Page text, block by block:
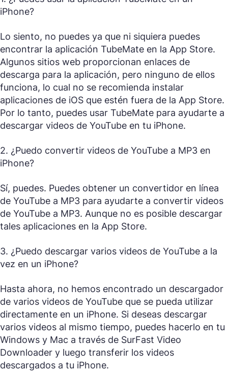
iPhone?
Lo siento, no puedes ya que ni siquiera puedes
encontrar la aplicación TubeMate en la App Store.
Algunos sitios web proporcionan enlaces de
descarga para la aplicación, pero ninguno de ellos
funciona, lo cual no se recomienda instalar
aplicaciones de iOS que estén fuera de la App Store.
Por lo tanto, puedes usar TubeMate para ayudarte a
descargar videos de YouTube en tu iPhone.
2. ¿Puedo convertir videos de YouTube a MP3 en
iPhone?
Sí, puedes. Puedes obtener un convertidor en línea
de YouTube a MP3 para ayudarte a convertir videos
de YouTube a MP3. Aunque no es posible descargar
tales aplicaciones en la App Store.
3. ¿Puedo descargar varios videos de YouTube a la
vez en un iPhone?
Hasta ahora, no hemos encontrado un descargador
de varios videos de YouTube que se pueda utilizar
directamente en un iPhone. Si deseas descargar
varios videos al mismo tiempo, puedes hacerlo en tu
Windows y Mac a través de SurFast Video
Downloader y luego transferir los videos
descargados a tu iPhone.